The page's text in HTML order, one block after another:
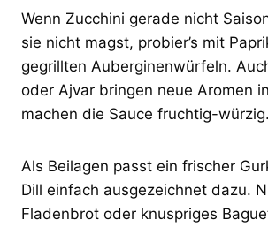
Wenn Zucchini gerade nicht
sie nicht magst, probier’s mit
gegrillten Auberginenwürfeln.
oder Ajvar bringen neue Aromen
machen die Sauce fruchtig-würzig.
Als Beilagen passt ein frischer
Dill einfach ausgezeichnet dazu.
Fladenbrot oder knuspriges